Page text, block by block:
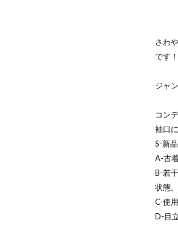
さわ
です
ジャ
コン
袖口
S-新
A-古
B-若
状態。
C-使
D-目